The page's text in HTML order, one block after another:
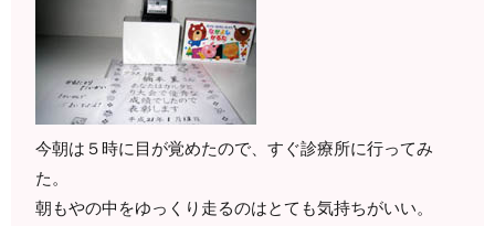
今朝は５時に目が覚めたので、すぐ診療所に行ってみ
た。
朝もやの中をゆっくり走るのはとても気持ちがいい。